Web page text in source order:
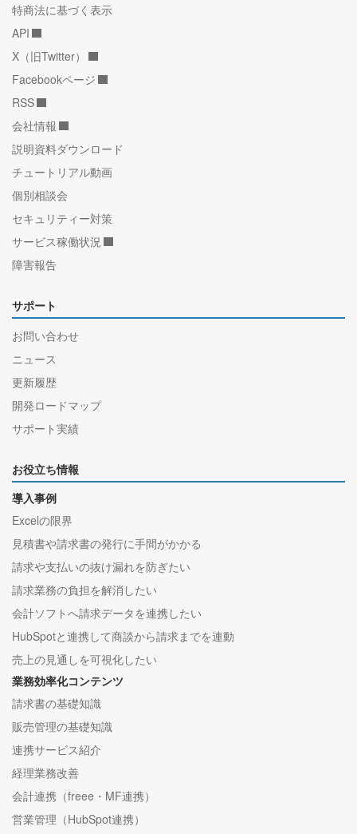
特商法に基づく表示
API
X（旧Twitter）
Facebookページ
RSS
会社情報
説明資料ダウンロード
チュートリアル動画
個別相談会
セキュリティー対策
サービス稼働状況
障害報告
サポート
お問い合わせ
ニュース
更新履歴
開発ロードマップ
サポート実績
お役立ち情報
導入事例
Excelの限界
見積書や請求書の発行に手間がかかる
請求や支払いの抜け漏れを防ぎたい
請求業務の負担を解消したい
会計ソフトへ請求データを連携したい
HubSpotと連携して商談から請求までを連動
売上の見通しを可視化したい
業務効率化コンテンツ
請求書の基礎知識
販売管理の基礎知識
連携サービス紹介
経理業務改善
会計連携（freee・MF連携）
営業管理（HubSpot連携）